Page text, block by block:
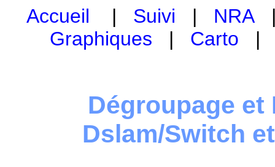
Accueil | Suivi | NRA
Graphiques | Carto
Dégroupage et
Dslam/Switch